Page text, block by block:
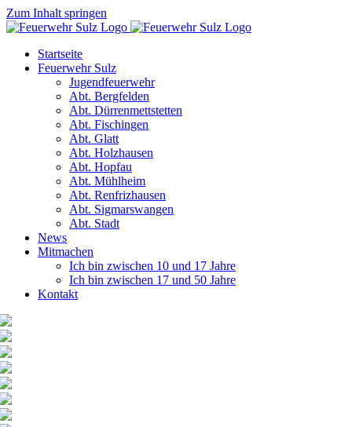
Zum Inhalt springen
Startseite
Feuerwehr Sulz
Jugendfeuerwehr
Abt. Bergfelden
Abt. Dürrenmettstetten
Abt. Fischingen
Abt. Glatt
Abt. Holzhausen
Abt. Hopfau
Abt. Mühlheim
Abt. Renfrizhausen
Abt. Sigmarswangen
Abt. Stadt
News
Mitmachen
Ich bin zwischen 10 und 17 Jahre
Ich bin zwischen 17 und 50 Jahre
Kontakt